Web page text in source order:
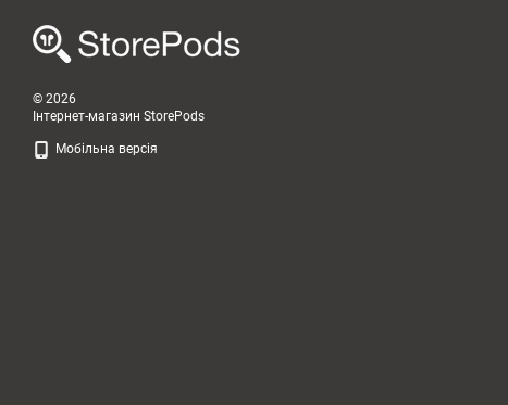
© 2026
Інтернет-магазин StorePods
Мобільна версія